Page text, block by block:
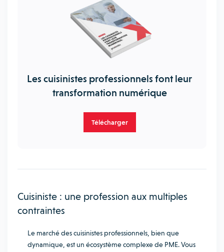
Les cuisinistes professionnels font leur
transformation numérique
Télécharger
Cuisiniste : une profession aux multiples
contraintes
Le marché des cuisinistes professionnels, bien que
dynamique, est un écosystème complexe de PME. Vous